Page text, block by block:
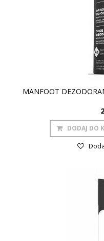
MANFOOT
DODAJ DO